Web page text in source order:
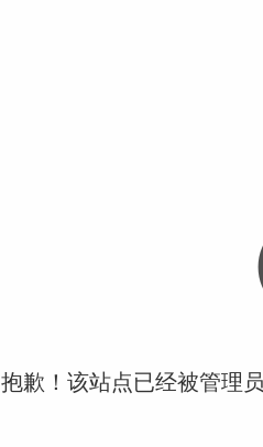
抱歉！该站点已经被管理